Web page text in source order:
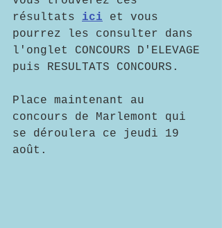
résultats ici et vous
pourrez les consulter dans
l'onglet CONCOURS D'ELEVAGE
puis RESULTATS CONCOURS.
Place maintenant au
concours de Marlemont qui
se déroulera ce jeudi 19
août.